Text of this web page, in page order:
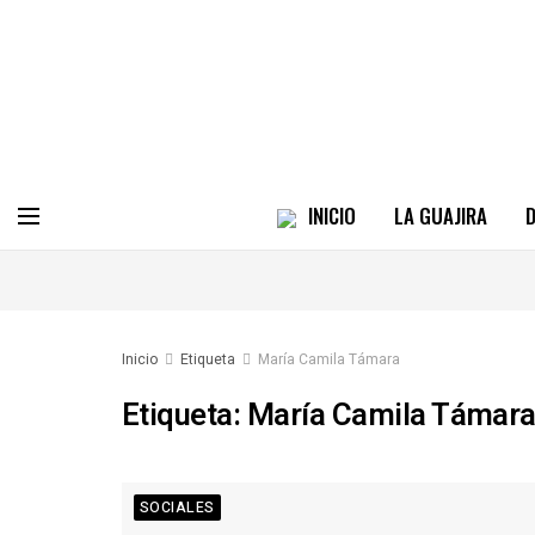
INICIO LA GUAJIRA
Inicio Etiqueta María Camila Támara
Etiqueta: María Camila Támara
SOCIALES